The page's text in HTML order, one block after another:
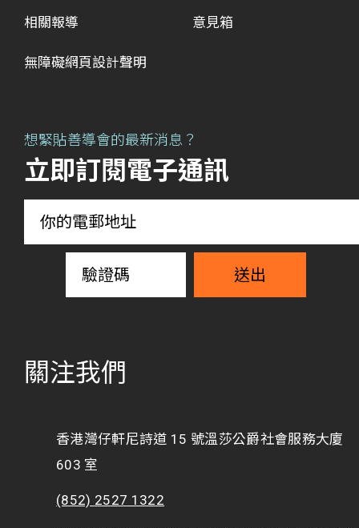
相關報導 意見箱
無障礙網頁設計聲明
想緊貼善導會的最新消息？
立即訂閱電子通訊
送出
關注我們
香港灣仔軒尼詩道 15 號溫莎公爵社會服務大廈
603 室
(852) 2527 1322